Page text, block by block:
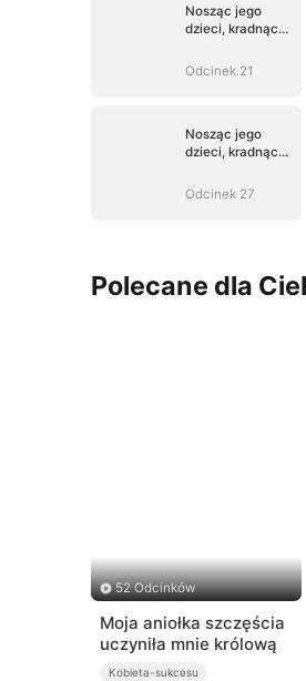
Nosząc jego
dzieci, kradnąc
Odcinek 21
Nosząc jego
dzieci, kradnąc
Odcinek 27
Polecane dla
52 Odcinków
Moja aniołka szczęścia
uczyniła mnie królową
Kobieta-sukcesu